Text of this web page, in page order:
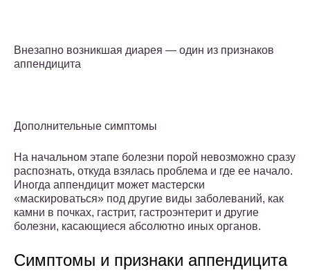
Внезапно возникшая диарея — один из признаков
аппендицита
Дополнительные симптомы
На начальном этапе болезни порой невозможно сразу
распознать, откуда взялась проблема и где ее начало.
Иногда аппендицит может мастерски
«маскироваться» под другие виды заболеваний, как
камни в почках, гастрит, гастроэнтерит и другие
болезни, касающиеся абсолютно иных органов.
Симптомы и признаки аппендицита